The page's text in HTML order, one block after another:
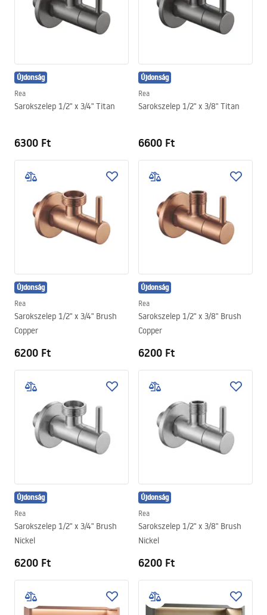
Újdonság
Rea
Sarokszelep 1/2" x 3/4" Titan
6300 Ft
Újdonság
Rea
Sarokszelep 1/2" x 3/8" Titan
6600 Ft
Újdonság
Rea
Sarokszelep 1/2" x 3/4" Brush
Copper
6200 Ft
Újdonság
Rea
Sarokszelep 1/2" x 3/8" Brush
Copper
6200 Ft
Újdonság
Rea
Sarokszelep 1/2" x 3/4" Brush
Nickel
6200 Ft
Újdonság
Rea
Sarokszelep 1/2" x 3/8" Brush
Nickel
6200 Ft